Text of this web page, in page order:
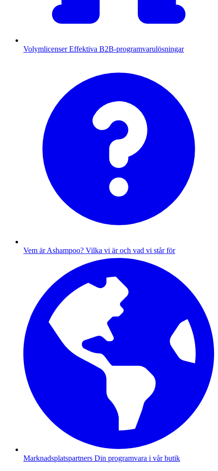
Volymlicenser Effektiva B2B-programvarulösningar
Vem är Ashampoo? Vilka vi är och vad vi står för
Marknadsplatspartners Din programvara i vår butik